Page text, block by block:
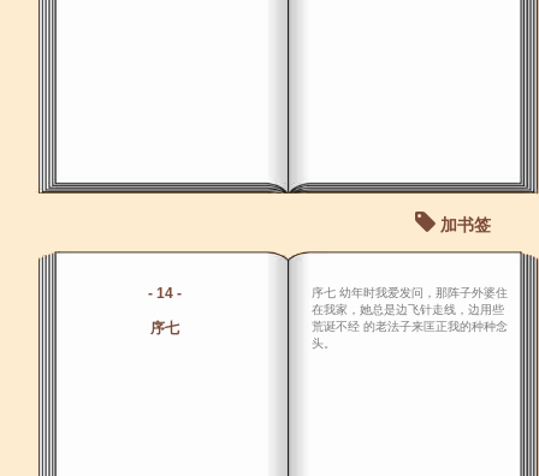
加书签
- 14 -
序七
序七 幼年时我爱发问，那阵子外婆住
在我家，她总是边飞针走线，边用些
荒诞不经 的老法子来匡正我的种种念
头。